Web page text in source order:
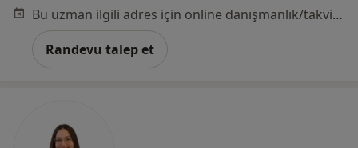
Bu uzman ilgili adres için online danışmanlık/takvim sunmuyor.
Randevu talep et